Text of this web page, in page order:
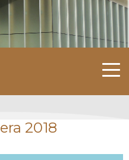
2018